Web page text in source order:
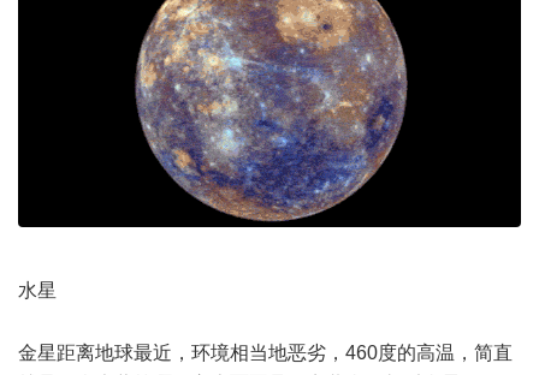
水星
金星距离地球最近，环境相当地恶劣，460度的高温，简直